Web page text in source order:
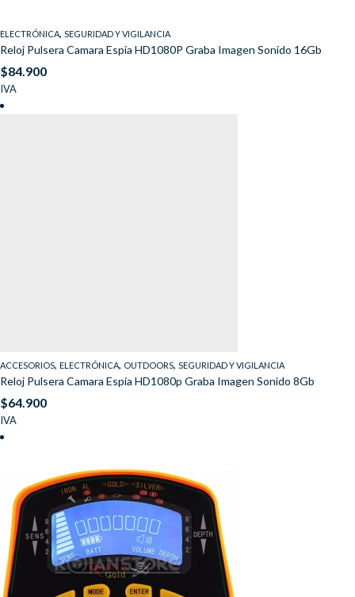
ELECTRÓNICA, SEGURIDAD Y VIGILANCIA
Reloj Pulsera Camara Espia HD1080P Graba Imagen Sonido 16Gb
$84.900
IVA
ACCESORIOS, ELECTRÓNICA, OUTDOORS, SEGURIDAD Y VIGILANCIA
Reloj Pulsera Camara Espia HD1080p Graba Imagen Sonido 8Gb
$64.900
IVA